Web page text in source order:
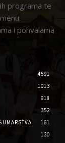
programa te
i pohvalama
4591
1013
918
352
161
130